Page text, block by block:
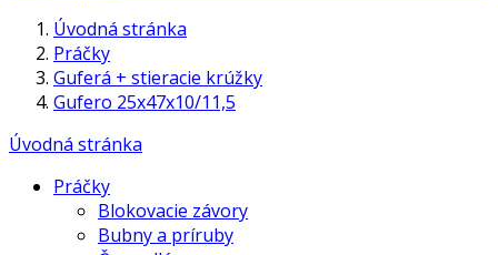
Úvodná stránka
Práčky
Guferá + stieracie krúžky
Gufero 25x47x10/11,5
Úvodná stránka
Práčky
Blokovacie závory
Bubny a príruby